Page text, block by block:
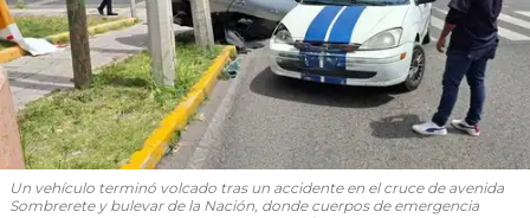
Un vehículo terminó volcado tras un accidente en el cruce de avenida
Sombrerete y bulevar de la Nación, donde cuerpos de emergencia